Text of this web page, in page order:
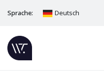
Sprache: Deutsch